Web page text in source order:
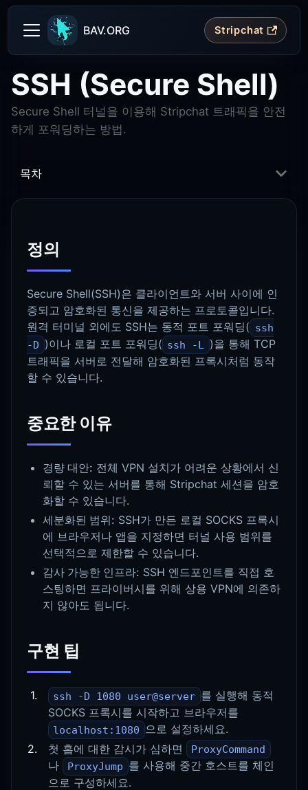
BAV.ORG Stripchat
SSH (Secure Shell)
Secure Shell 터널을 이용해 Stripchat 트래픽을 안전
하게 포워딩하는 방법.
목차
정의
Secure Shell(SSH)은 클라이언트와 서버 사이에 인
증되고 암호화된 통신을 제공하는 프로토콜입니다.
원격 터미널 외에도 SSH는 동적 포트 포워딩( ssh
-D )이나 로컬 포트 포워딩( ssh -L
)을 통해 TCP
트래픽을 서버로 전달해 암호화된 프록시처럼 동작
할 수 있습니다.
중요한 이유
경량 대안: 전체 VPN 설치가 어려운 상황에서 신
뢰할 수 있는 서버를 통해 Stripchat 세션을 암호
화할 수 있습니다.
세분화된 범위: SSH가 만든 로컬 SOCKS 프록시
에 브라우저나 앱을 지정하면 터널 사용 범위를
선택적으로 제한할 수 있습니다.
감사 가능한 인프라: SSH 엔드포인트를 직접 호
스팅하면 프라이버시를 위해 상용 VPN에 의존하
지 않아도 됩니다.
구현 팁
ssh -D 1080 user@server 를 실행해 동적
SOCKS 프록시를 시작하고 브라우저를
localhost:1080 으로 설정하세요.
첫 홉에 대한 감시가 심하면
ProxyCommand
나 ProxyJump 를 사용해 중간 호스트를 체인
으로 구성하세요.